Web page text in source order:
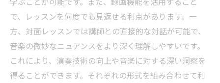
で、レッスンを何度でも見返せる利点があります。一
方、対面レッスンでは講師との直接的な対話が可能で、
音楽の微妙なニュアンスをより深く理解しやすいです。
これにより、演奏技術の向上や音楽に対する深い洞察を
得ることができます。それぞれの形式を組み合わせて利